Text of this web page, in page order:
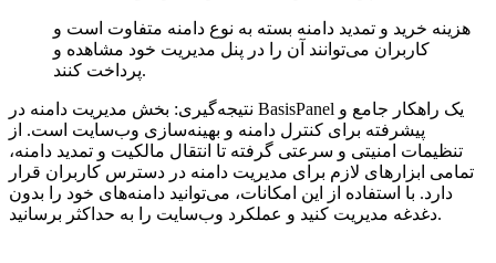
هزینه خرید و تمدید دامنه بسته به نوع دامنه متفاوت است و
کاربران می‌توانند آن را در پنل مدیریت خود مشاهده و
پرداخت کنند.
نتیجه‌گیری: بخش مدیریت دامنه در BasisPanel یک راهکار جامع و
پیشرفته برای کنترل دامنه و بهینه‌سازی وب‌سایت است. از
تنظیمات امنیتی و سرعتی گرفته تا انتقال مالکیت و تمدید دامنه،
تمامی ابزارهای لازم برای مدیریت دامنه در دسترس کاربران قرار
دارد. با استفاده از این امکانات، می‌توانید دامنه‌های خود را بدون
دغدغه مدیریت کنید و عملکرد وب‌سایت را به حداکثر برسانید.